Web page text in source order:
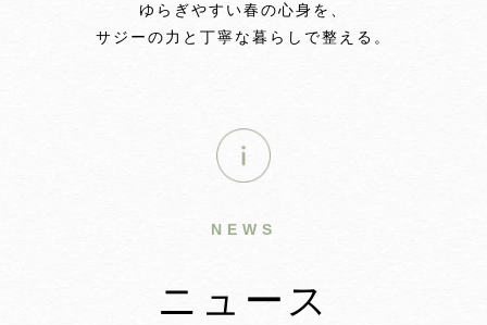
ゆらぎやすい春の心身を、
サジーの力と丁寧な暮らしで整える。
NEWS
ニュース